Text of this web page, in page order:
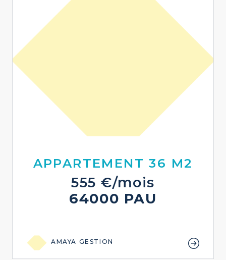
APPARTEMENT 36 M2
555 €/mois
64000 PAU
AMAYA GESTION